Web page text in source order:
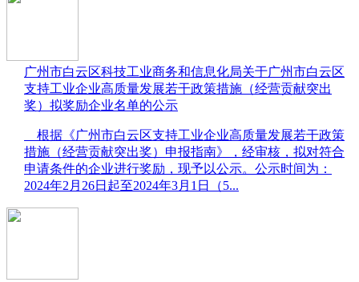
广州市白云区科技工业商务和信息化局关于广州市白云区
支持工业企业高质量发展若干政策措施（经营贡献突出
奖）拟奖励企业名单的公示
​　根据《广州市白云区支持工业企业高质量发展若干政策
措施（经营贡献突出奖）申报指南》，经审核，拟对符合
申请条件的企业进行奖励，现予以公示。公示时间为：
2024年2月26日起至2024年3月1日（5...